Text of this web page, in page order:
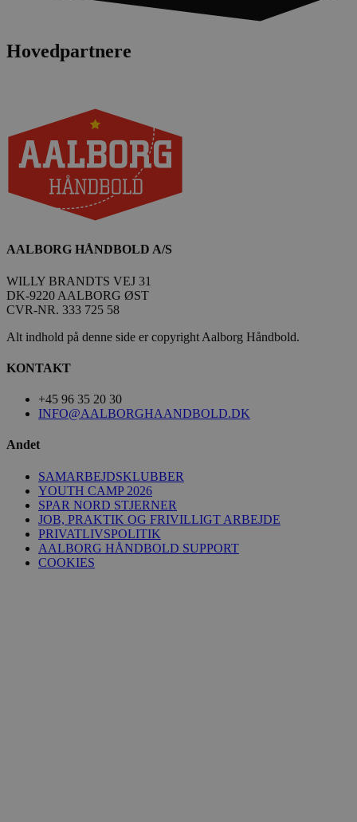
Hovedpartnere
AALBORG HÅNDBOLD A/S
WILLY BRANDTS VEJ 31
DK-9220 AALBORG ØST
CVR-NR. 333 725 58
Alt indhold på denne side er copyright Aalborg Håndbold.
KONTAKT
+45 96 35 20 30
INFO@AALBORGHAANDBOLD.DK
Andet
SAMARBEJDSKLUBBER
YOUTH CAMP 2026
SPAR NORD STJERNER
JOB, PRAKTIK OG FRIVILLIGT ARBEJDE
PRIVATLIVSPOLITIK
AALBORG HÅNDBOLD SUPPORT
COOKIES